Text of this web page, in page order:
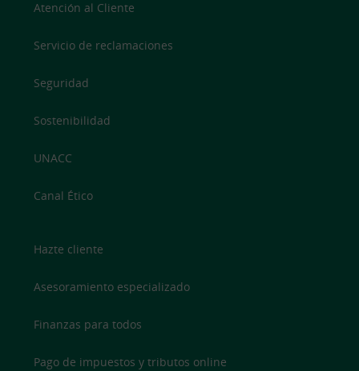
Atención al Cliente
Servicio de reclamaciones
Seguridad
Sostenibilidad
UNACC
Canal Ético
Hazte cliente
Asesoramiento especializado
Finanzas para todos
Pago de impuestos y tributos online